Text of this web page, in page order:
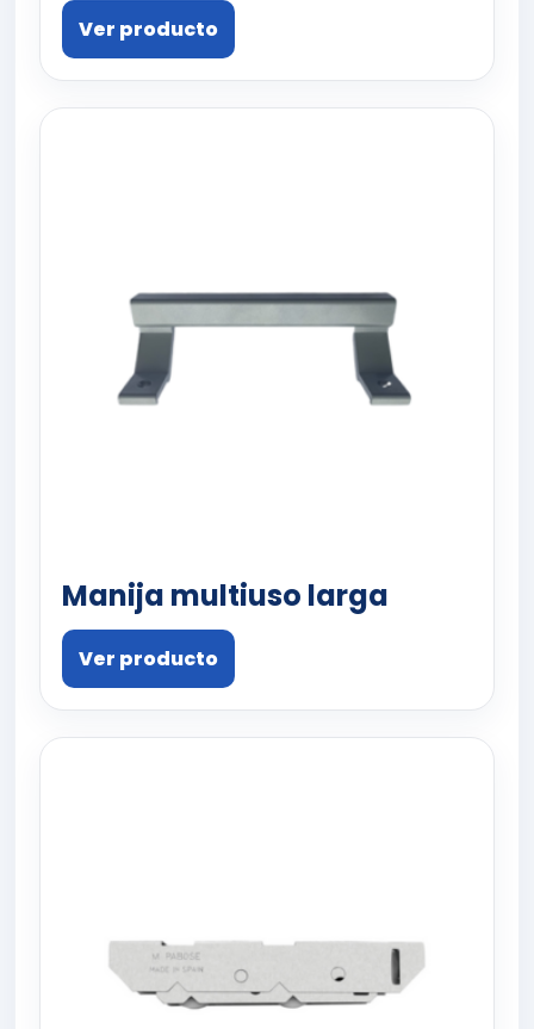
Ver producto
Manija multiuso larga
Ver producto